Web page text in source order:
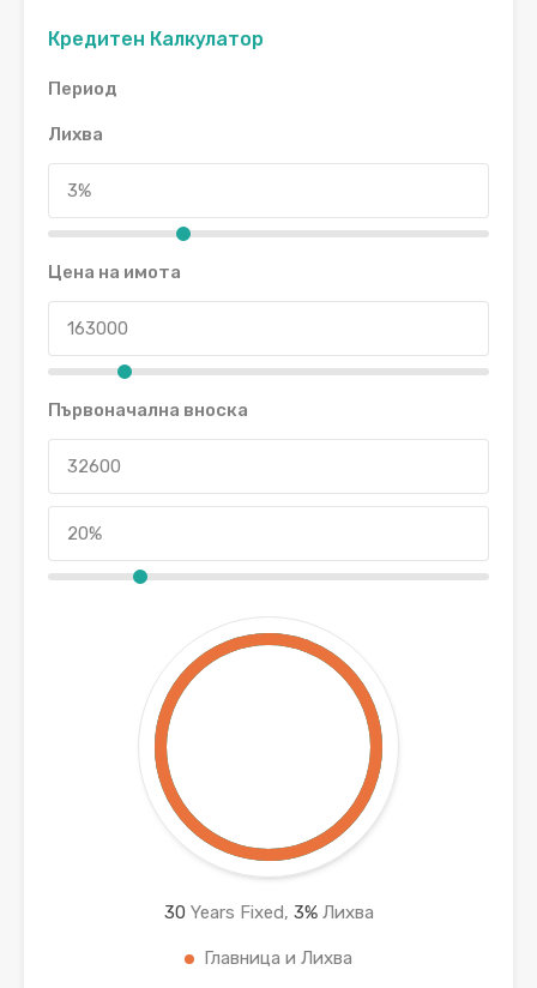
Кредитен Калкулатор
Период
Лихва
Цена на имота
Първоначална вноска
30 Years Fixed, 3%Лихва
Главница и Лихва